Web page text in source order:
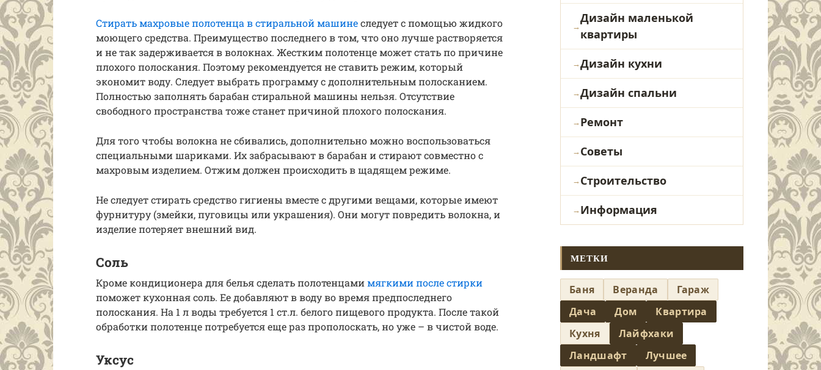
Стирать махровые полотенца в стиральной машинеследует с помощью жидкого
моющего средства. Преимущество последнего в том, что оно лучше растворяется
и не так задерживается в волокнах. Жестким полотенце может стать по причине
плохого полоскания. Поэтому рекомендуется не ставить режим, который
экономит воду. Следует выбрать программу с дополнительным полосканием.
Полностью заполнять барабан стиральной машины нельзя. Отсутствие
свободного пространства тоже станет причиной плохого полоскания.
Для того чтобы волокна не сбивались, дополнительно можно воспользоваться
специальными шариками. Их забрасывают в барабан и стирают совместно с
махровым изделием. Отжим должен происходить в щадящем режиме.
Не следует стирать средство гигиены вместе с другими вещами, которые имеют
фурнитуру (змейки, пуговицы или украшения). Они могут повредить волокна, и
изделие потеряет внешний вид.
Соль
Кроме кондиционера для белья сделать полотенцами мягкими после стирки
поможет кухонная соль. Ее добавляют в воду во время предпоследнего
полоскания. На 1 л воды требуется 1 ст.л. белого пищевого продукта. После такой
обработки полотенце потребуется еще раз прополоскать, но уже – в чистой воде.
Уксус
Дизайн маленькой
квартиры
Дизайн кухни
Дизайн спальни
Ремонт
Советы
Строительство
Информация
МЕТКИ
Баня Веранда
Гараж
Дача
Дом
Квартира
Кухня
Лайфхаки
Ландшафт
Лучшее